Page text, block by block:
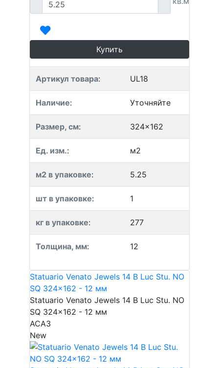
Купить
Артикул товара: UL18
Наличие: Уточняйте
Размер, см: 324x162
Ед. изм.: м2
м2 в упаковке: 5.25
шт в упаковке: 1
кг в упаковке: 277
Толщина, мм: 12
Statuario Venato Jewels 14 B Luc Stu. NO
SQ 324x162 - 12 мм
Statuario Venato Jewels 14 B Luc Stu. NO
SQ 324x162 - 12 мм
ACA3
New